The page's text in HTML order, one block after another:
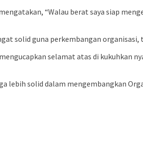
“Walau berat saya siap
solid guna perkembangan organisasi,
selamat atas di kukuhkan
lebih solid dalam mengembangkan